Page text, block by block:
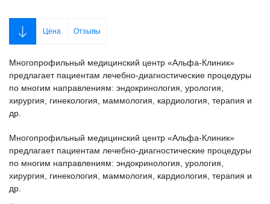
Цена Отзывы
Многопрофильный медицинский центр «Альфа-Клиник»
предлагает пациентам лечебно-диагностические процедуры
по многим направлениям: эндокринология, урология,
хирургия, гинекология, маммология, кардиология, терапия и
др.
Многопрофильный медицинский центр «Альфа-Клиник»
предлагает пациентам лечебно-диагностические процедуры
по многим направлениям: эндокринология, урология,
хирургия, гинекология, маммология, кардиология, терапия и
др.